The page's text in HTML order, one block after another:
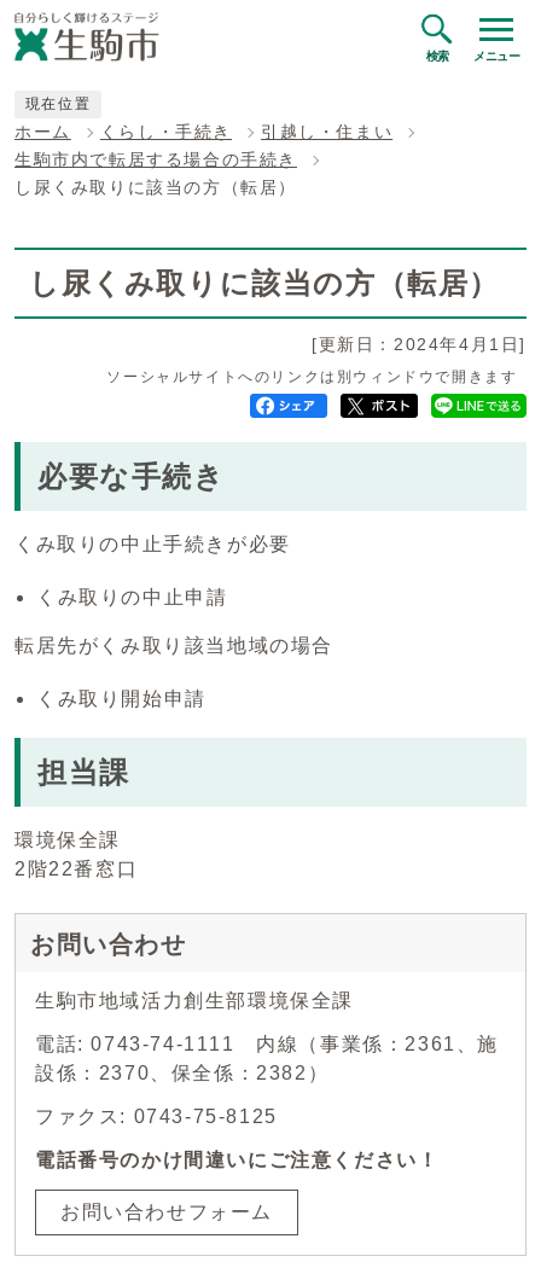
検索 メニュー
現在位置
ホーム くらし・手続き
引越し・住まい
生駒市内で転居する場合の手続き
し尿くみ取りに該当の方（転居）
し尿くみ取りに該当の方（転居）
[更新日：2024年4月1日]
ソーシャルサイトへのリンクは別ウィンドウで開きます
必要な手続き
くみ取りの中止手続きが必要
くみ取りの中止申請
転居先がくみ取り該当地域の場合
くみ取り開始申請
担当課
環境保全課
2階22番窓口
お問い合わせ
生駒市地域活力創生部環境保全課
電話: 0743-74-1111 内線（事業係：2361、施
設係：2370、保全係：2382）
ファクス: 0743-75-8125
電話番号のかけ間違いにご注意ください！
お問い合わせフォーム